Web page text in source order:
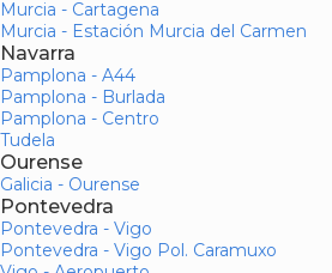
Murcia - Cartagena
Murcia - Estación Murcia del Carmen
Navarra
Pamplona - A44
Pamplona - Burlada
Pamplona - Centro
Tudela
Ourense
Galicia - Ourense
Pontevedra
Pontevedra - Vigo
Pontevedra - Vigo Pol. Caramuxo